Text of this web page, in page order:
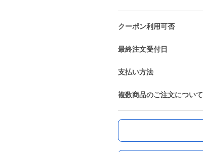
クーポン利用可否
最終注文受付日
支払い方法
複数商品のご注文について